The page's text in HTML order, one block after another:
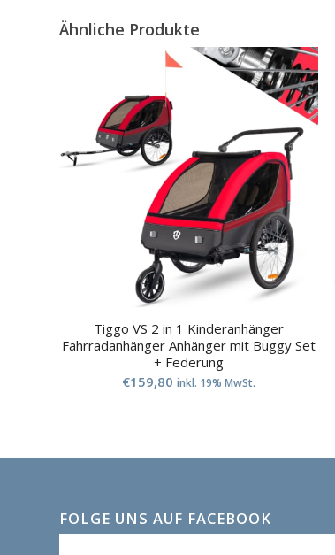
Ähnliche Produkte
Tiggo VS 2 in 1 Kinderanhänger
Fahrradanhänger Anhänger mit Buggy Set
+ Federung
€159,80 inkl. 19% MwSt.
FOLGE UNS AUF FACEBOOK